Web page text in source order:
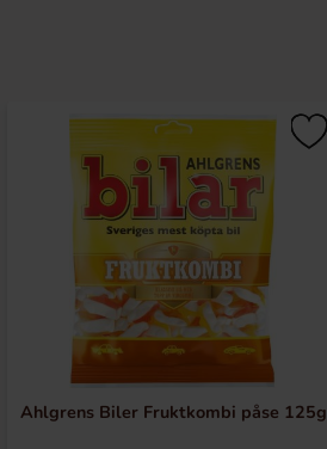
Ahlgrens Biler Fruktkombi påse 125g